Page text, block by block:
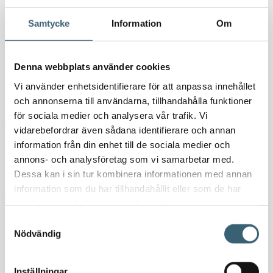
Samtycke Information Om
Denna webbplats använder cookies
Vi använder enhetsidentifierare för att anpassa innehållet
och annonserna till användarna, tillhandahålla funktioner
för sociala medier och analysera vår trafik. Vi
vidarebefordrar även sådana identifierare och annan
information från din enhet till de sociala medier och
annons- och analysföretag som vi samarbetar med.
Dessa kan i sin tur kombinera informationen med annan
information som du har tillhandahållit eller som de har
Nödvändig
36 500kr45 625
- +
Lägg till i varukorg
Artikelnr:10482 Kategorier:Spilloljetankar & utrustning ,Verkstad
Etiketter:spilloljetank,spilloljetank 2500l, spilloljetankar
Detaljerad beskrivning